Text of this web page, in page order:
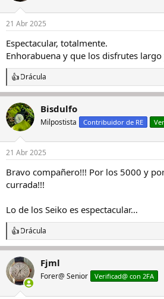
21 Abr 2025
Espectacular, totalmente.
Enhorabuena y que los disfrutes
R
e
a
c
c
i
e
:
Drácula
Bisdulfo
Milpostista Contribuidor de RE
21 Abr 2025
Bravo compañero!!! Por los 5000 y
currada!!!
Lo de los Seiko es espectacular…
R
e
c
c
i
Drácula
Fjml
Forer@ Senior Verificad@ con 2FA